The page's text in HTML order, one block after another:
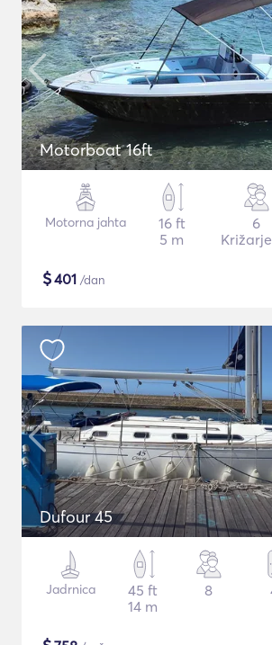
Motorboat 16ft
Motorna jahta
16 ft
5 m
6
$401 /dan
Dufour 45
Jadrnica
45 ft
14 m
8